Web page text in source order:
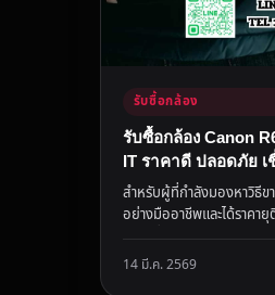
รับซื้อกล้อง
รับซื้อกล้อง Canon
IT ราคาดี ปลอดภัย เ
สำหรับผู้ที่กำลังมองหาวิธี
อย่างมืออาชีพและได้ราคา
เลือกที่น่า...
14 มี.ค. 2569